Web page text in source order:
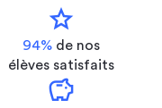
star
94% de nos
élèves satisfaits
savings